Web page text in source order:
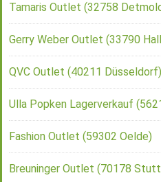
Tamaris Outlet (32758
Gerry Weber Outlet (33790
QVC Outlet (40211 Düsseldorf)
Ulla Popken Lagerverkauf
Fashion Outlet (59302 Oelde)
Breuninger Outlet (70178